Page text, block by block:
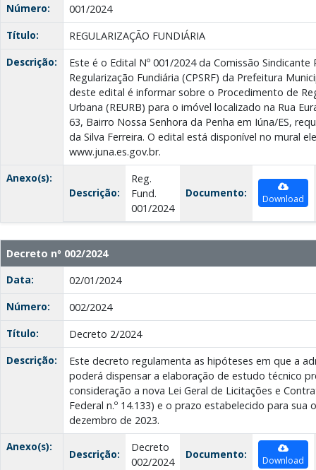
Número:
001/2024
Título:
REGULARIZAÇÃO FUNDIÁRIA
Descrição:
Este é o Edital Nº 001/2024 da Comissão Sindicante
Regularização Fundiária (CPSRF) da Prefeitura
deste edital é informar sobre o Procedimento de
Urbana (REURB) para o imóvel localizado na Rua
63, Bairro Nossa Senhora da Penha em Iúna/ES,
da Silva Ferreira. O edital está disponível no mural
www.juna.es.gov.br.
Anexo(s):
Descrição:
Reg.
Fund.
001/2024
Documento: Download
Decreto nº 002/2024
Data:
02/01/2024
Número:
002/2024
Título:
Decreto 2/2024
Descrição:
Este decreto regulamenta as hipóteses em que a
poderá dispensar a elaboração de estudo técnico
consideração a nova Lei Geral de Licitações e
Federal n.º 14.133) e o prazo estabelecido para sua
dezembro de 2023.
Anexo(s):
Descrição:
Decreto
002/2024
Documento: Download